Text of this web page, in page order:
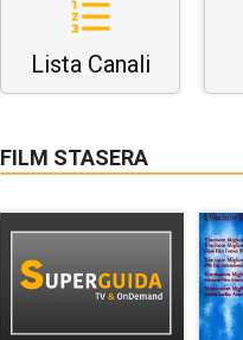
Lista Canali
FILM STASERA